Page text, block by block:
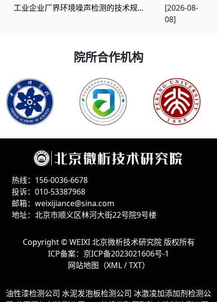
工业企业厂界环境噪声检测的技术规...
[2026-08-
08]
院所合作机构
热线：156-0036-6678
投诉：010-53387968
邮箱：weixijiance@sina.com
地址：北京市顺义区林河大街22号院9号楼
Copyright ©WEIXI 北京微析技术研究院版权所有
ICP备案： 京ICP备2023021606号-1
网站地图（XML/TXT）
油性漆检测公司 水泥发泡板检测公司 冰激凌加添加剂检测公